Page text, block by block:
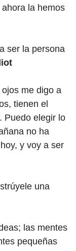
la hemos
ser la persona
me digo a
tienen el
Puedo elegir lo
no ha
y voy a ser
una
las mentes
pequeñas